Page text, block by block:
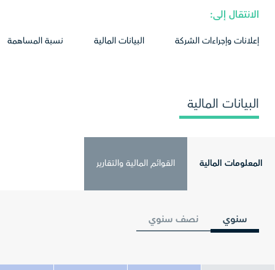
الانتقال إلى:
إعلانات وإجراءات الشركة البيانات المالية نسبة المساهمة
البيانات المالية
المعلومات المالية القوائم المالية والتقارير
سنوي نصف سنوي